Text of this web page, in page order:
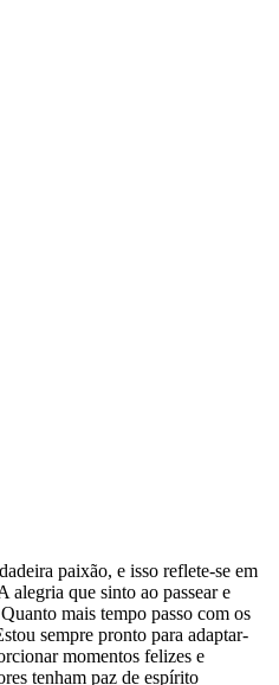
paixão, e isso reflete-se em
alegria que sinto ao passear e
mais tempo passo com os
sempre pronto para adaptar-
momentos felizes e
tenham paz de espírito